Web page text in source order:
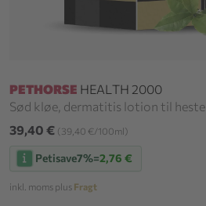
PETHORSE HEALTH 2000
Sød kløe, dermatitis lotion til heste
39,40 € (39,40 €/100ml)
Petisave7%=2,76 €
inkl. moms plus Fragt